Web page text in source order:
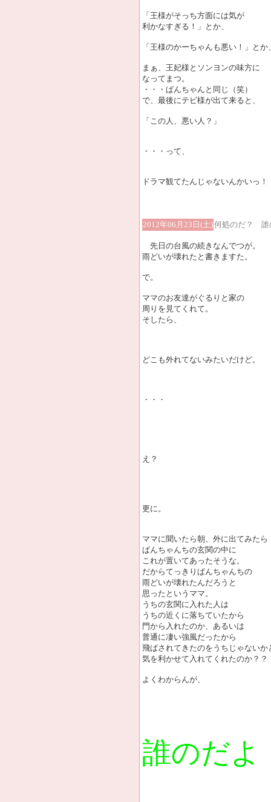
「王様がそっち方面には気が
利かなすぎる！」とか、
「王様のかーちゃんも悪い！」とか
まぁ、王妃様とソンヨンの味方に
なってまつ。
・・・ぱんちゃんと同じ（笑）
で、最後にテビ様が出て来ると、
「この人、悪い人？」
・・・って、
ドラマ観てたんじゃないんかいっ！
2012年06月23日(土)何処のだ？ 誰
先日の台風の続きなんでつが。
雨どいが壊れたと書きますた。
で。
ママのお友達がぐるりと家の
周りを見てくれて。
そしたら、
どこも外れてないみたいだけど。
・・・
え？
更に。
ママに聞いたら朝、外に出てみたら
ぱんちゃんちの玄関の中に
これが置いてあったそうな。
だからてっきりぱんちゃんちの
雨どいが壊れたんだろうと
思ったというママ。
うちの玄関に入れた人は
うちの近くに落ちていたから
門から入れたのか、あるいは
普通に凄い強風だったから
飛ばされてきたのをうちじゃないか
気を利かせて入れてくれたのか？？
よくわからんが、
誰のだよ